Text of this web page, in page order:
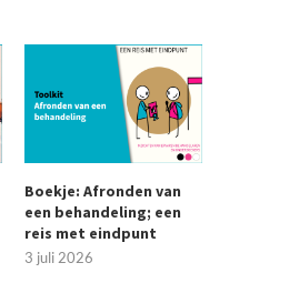
Boekje: Afronden van
een behandeling; een
reis met eindpunt
3 juli 2026